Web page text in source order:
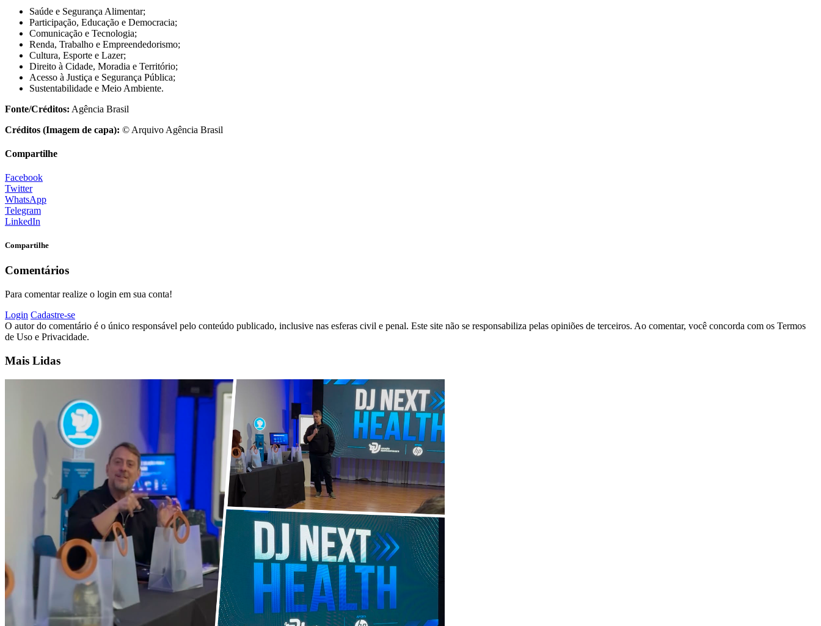
Saúde e Segurança Alimentar;
Participação, Educação e Democracia;
Comunicação e Tecnologia;
Renda, Trabalho e Empreendedorismo;
Cultura, Esporte e Lazer;
Direito à Cidade, Moradia e Território;
Acesso à Justiça e Segurança Pública;
Sustentabilidade e Meio Ambiente.
Fonte/Créditos: Agência Brasil
Créditos (Imagem de capa): © Arquivo Agência Brasil
Compartilhe
Facebook
Twitter
WhatsApp
Telegram
LinkedIn
Compartilhe
Comentários
Para comentar realize o login em sua conta!
Login Cadastre-se
O autor do comentário é o único responsável pelo conteúdo publicado, inclusive nas esferas civil e penal. Este site não se responsabiliza pelas opiniões de terceiros. Ao comentar, você concorda com os Termos
de Uso e Privacidade.
Mais Lidas